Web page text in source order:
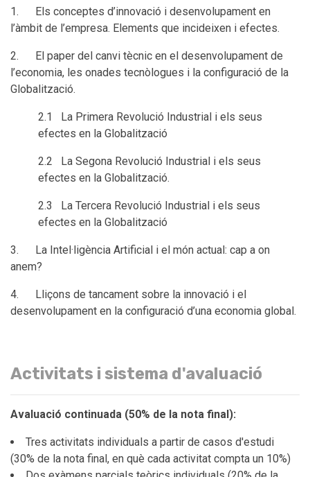
1. Els conceptes d’innovació i desenvolupament en
l’àmbit de l’empresa. Elements que incideixen i efectes.
2. El paper del canvi tècnic en el desenvolupament de
l’economia, les onades tecnòlogues i la configuració de la
Globalització.
2.1 La Primera Revolució Industrial i els seus
efectes en la Globalització
2.2 La Segona Revolució Industrial i els seus
efectes en la Globalització.
2.3 La Tercera Revolució Industrial i els seus
efectes en la Globalització
3. La Intel·ligència Artificial i el món actual: cap a on
anem?
4. Lliçons de tancament sobre la innovació i el
desenvolupament en la configuració d’una economia global.
Activitats i sistema d'avaluació
Avaluació continuada (50% de la nota final):
Tres activitats individuals a partir de casos d'estudi
(30% de la nota final, en què cada activitat compta un 10%)